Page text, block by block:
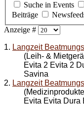
Suche in Events
Beiträge
Anzeige #
1. Langzeit
(Leih- &
Evita 2 Evita 2
Savina
2. Langzeit
Evita Evita Dura